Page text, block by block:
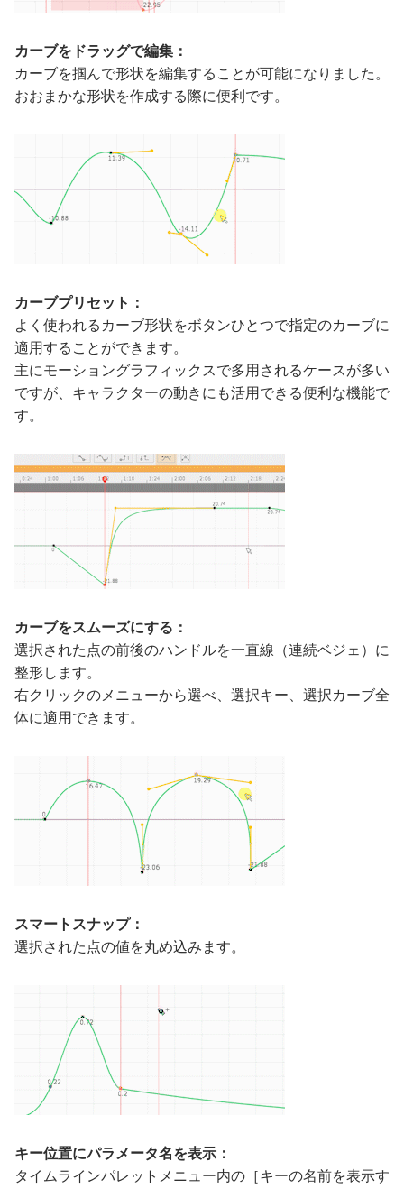
カーブをドラッグで編集：
カーブを掴んで形状を編集することが可能になりました。
おおまかな形状を作成する際に便利です。
カーブプリセット：
よく使われるカーブ形状をボタンひとつで指定のカーブに
適用することができます。
主にモーショングラフィックスで多用されるケースが多い
ですが、キャラクターの動きにも活用できる便利な機能で
す。
カーブをスムーズにする：
選択された点の前後のハンドルを一直線（連続ベジェ）に
整形します。
右クリックのメニューから選べ、選択キー、選択カーブ全
体に適用できます。
スマートスナップ：
選択された点の値を丸め込みます。
キー位置にパラメータ名を表示：
タイムラインパレットメニュー内の［キーの名前を表示す